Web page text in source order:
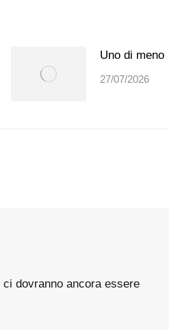
Uno di meno
27/07/2026
dovranno ancora essere